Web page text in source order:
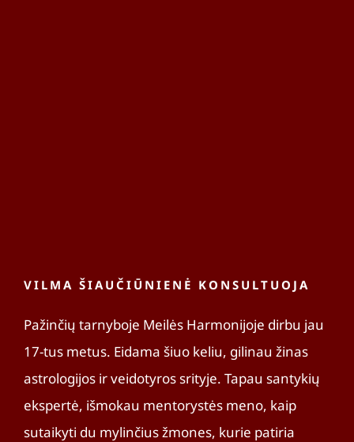
VILMA ŠIAUČIŪNIENĖ KONSULTUOJA
Pažinčių tarnyboje Meilės Harmonijoje dirbu jau
17-tus metus. Eidama šiuo keliu, gilinau žinas
astrologijos ir veidotyros srityje. Tapau santykių
ekspertė, išmokau mentorystės meno, kaip
sutaikyti du mylinčius žmones, kurie patiria